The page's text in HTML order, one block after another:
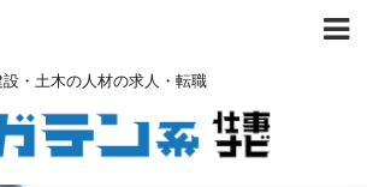
設・土木の人材の求人・転職